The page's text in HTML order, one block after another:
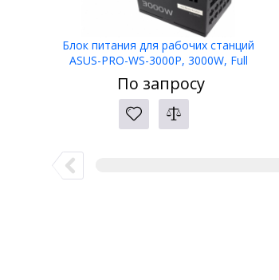
Блок питания для рабочих станций
ASUS-PRO-WS-3000P, 3000W, Full
Modular, 80+ PLATINUM, BOX
По запросу